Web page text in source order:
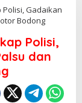
Gadaikan
Bodong
Polisi,
dan